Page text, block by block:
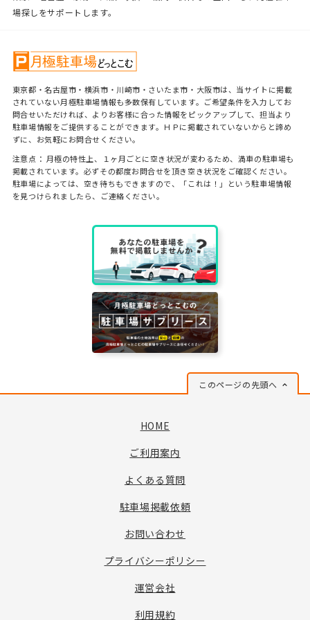
場探しをサポートします。
東京都・名古屋市・横浜市・川崎市・さいたま市・大阪市は、当サイトに掲載
されていない月極駐車場情報も多数保有しています。ご希望条件を入力してお
問合せいただければ、よりお客様に合った情報をピックアップして、担当より
駐車場情報をご提供することができます。ＨＰに掲載されていないからと諦め
ずに、お気軽にお問合せください。
注意点： 月極の特性上、１ヶ月ごとに空き状況が変わるため、満車の駐車場も
掲載されています。必ずその都度お問合せを頂き空き状況をご確認ください。
駐車場によっては、空き待ちもできますので、「これは！」という駐車場情報
を見つけられましたら、ご連絡ください。
このページの先頭へ
HOME
ご利用案内
よくある質問
駐車場掲載依頼
お問い合わせ
プライバシーポリシー
運営会社
利用規約